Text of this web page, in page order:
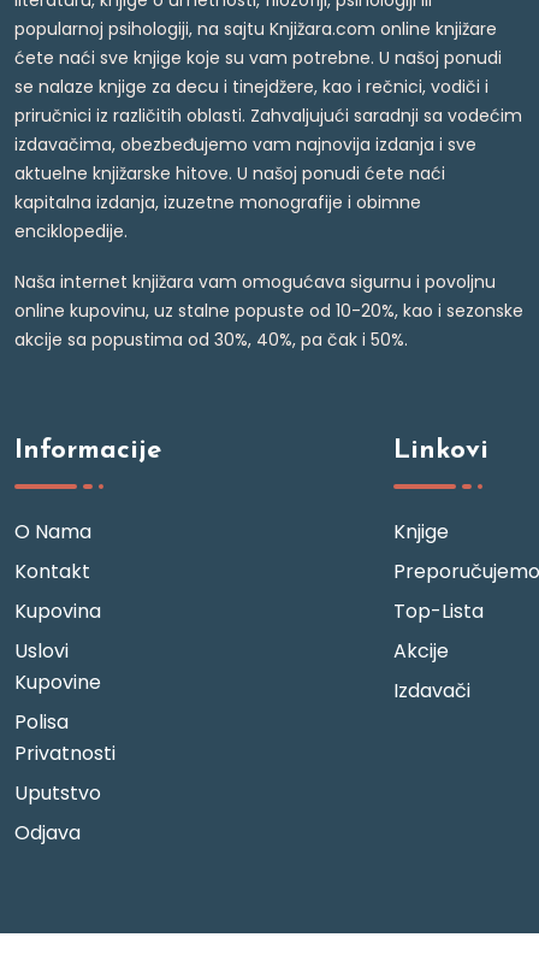
popularnoj psihologiji, na sajtu Knjižara.com online knjižare
ćete naći sve knjige koje su vam potrebne. U našoj ponudi
se nalaze knjige za decu i tinejdžere, kao i rečnici, vodiči i
priručnici iz različitih oblasti. Zahvaljujući saradnji sa vodećim
izdavačima, obezbeđujemo vam najnovija izdanja i sve
aktuelne knjižarske hitove. U našoj ponudi ćete naći
kapitalna izdanja, izuzetne monografije i obimne
enciklopedije.
Naša internet knjižara vam omogućava sigurnu i povoljnu
online kupovinu, uz stalne popuste od 10-20%, kao i sezonske
akcije sa popustima od 30%, 40%, pa čak i 50%.
Informacije
O Nama
Kontakt
Kupovina
Uslovi
Kupovine
Polisa
Privatnosti
Uputstvo
Odjava
Linkovi
Knjige
Preporučujemo
Top-Lista
Akcije
Izdavači